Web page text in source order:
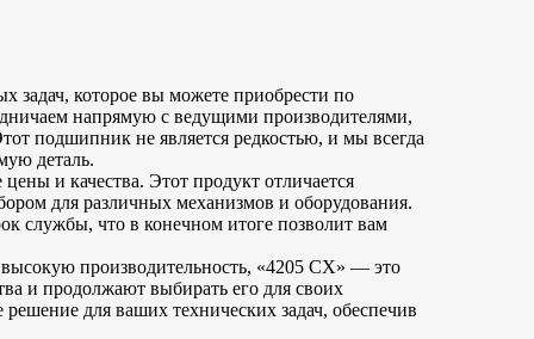
которое вы можете приобрести по
напрямую с ведущими производителями,
подшипник не является редкостью, и мы всегда
деталь.
и качества. Этот продукт отличается
для различных механизмов и оборудования.
службы, что в конечном итоге позволит вам
производительность, «4205 CX» — это
и продолжают выбирать его для своих
для ваших технических задач, обеспечив